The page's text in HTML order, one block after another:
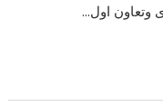
وتعاون اول...